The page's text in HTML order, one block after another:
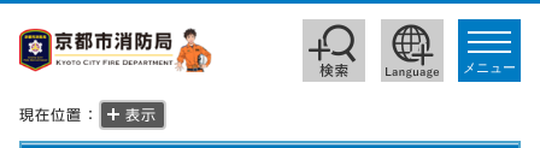
toggle
メニュー
現在位置： 表示